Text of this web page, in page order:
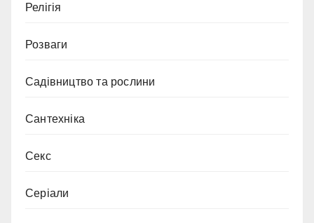
Релігія
Розваги
Садівництво та рослини
Сантехніка
Секс
Серіали